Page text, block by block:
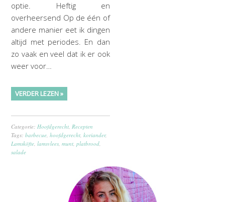
optie. Heftig en
overheersend Op de één of
andere manier eet ik dingen
altijd met periodes. En dan
zo vaak en veel dat ik er ook
weer voor…
VERDER LEZEN »
Categorie:Hoofdgerecht,Recepten
Tags:barbecue,hoofdgerecht,koriander,
Lamsköfte,lamsvlees,munt,platbrood,
salade